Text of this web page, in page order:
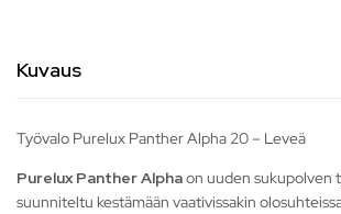
Kuvaus
Työvalo Purelux Panther Alpha 20 – Leveä
Purelux Panther Alphaon uuden sukupolven
suunniteltu kestämään vaativissakin